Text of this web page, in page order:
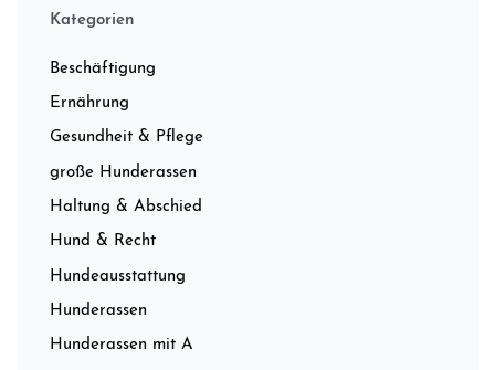
Kategorien
Beschäftigung
Ernährung
Gesundheit & Pflege
große Hunderassen
Haltung & Abschied
Hund & Recht
Hundeausstattung
Hunderassen
Hunderassen mit A